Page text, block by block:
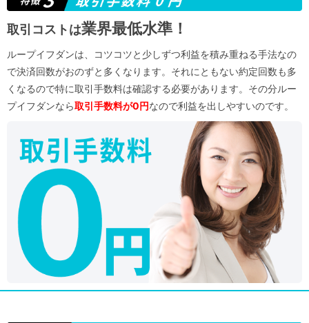
取引コストは業界最低水準！
ループイフダンは、コツコツと少しずつ利益を積み重ねる手法なの
で決済回数がおのずと多くなります。それにともない約定回数も多
くなるので特に取引手数料は確認する必要があります。その分ルー
プイフダンなら取引手数料が0円なので利益を出しやすいのです。